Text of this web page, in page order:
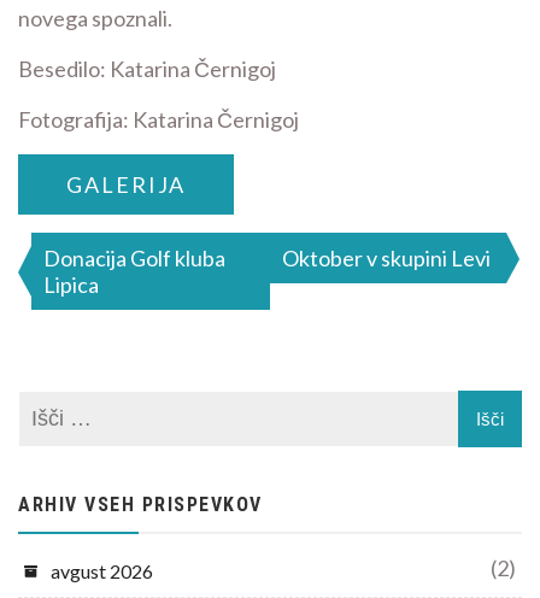
novega spoznali.
Besedilo: Katarina Černigoj
Fotografija: Katarina Černigoj
GALERIJA
Navigacija
prispevka
Donacija Golf kluba
Lipica
Oktober v skupini Levi
ARHIV VSEH PRISPEVKOV
avgust 2026 (2)